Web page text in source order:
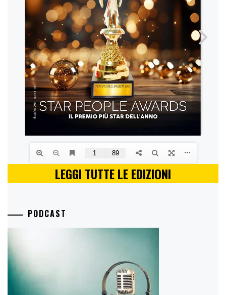
LEGGI TUTTE LE EDIZIONI
PODCAST